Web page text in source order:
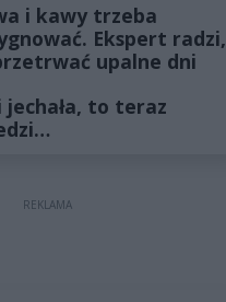
i kawy trzeba
Ekspert radzi,
upalne dni
jechała, to teraz
REKLAMA